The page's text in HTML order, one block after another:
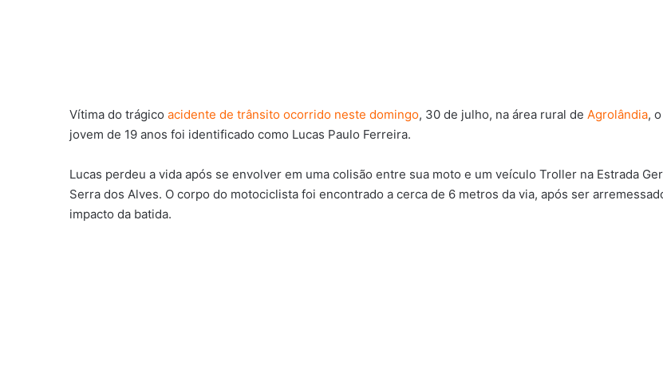
Vítima do trágico acidente de trânsito ocorrido neste domingo, 30 de julho, na área rural de Agrolândia, o
jovem de 19 anos foi identificado como Lucas Paulo Ferreira.
Lucas perdeu a vida após se envolver em uma colisão entre sua moto e um veículo Troller na Estrada
Serra dos Alves. O corpo do motociclista foi encontrado a cerca de 6 metros da via, após ser
impacto da batida.